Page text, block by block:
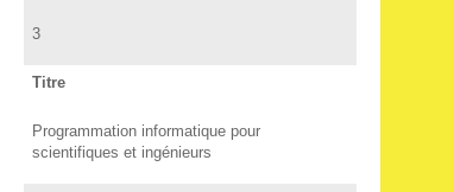
3
Titre
Programmation informatique pour
scientifiques et ingénieurs